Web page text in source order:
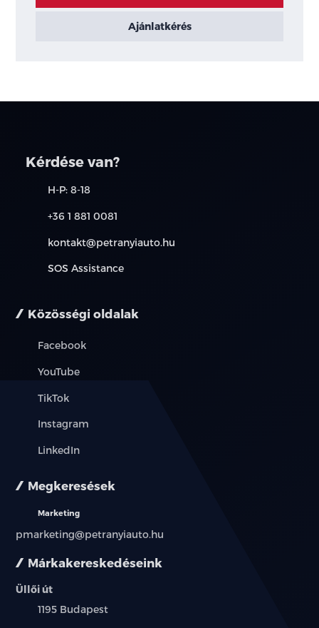
Ajánlatkérés
Márkakereskedéseink
Üllői út
Település:
1195 Budapest
Kérdése van?
H-P: 8-18
+36 1 881 0081
kontakt@petranyiauto.hu
SOS Assistance
Közösségi oldalak
Facebook
YouTube
TikTok
Instagram
LinkedIn
Megkeresések
Marketing
pmarketing@petranyiauto.hu